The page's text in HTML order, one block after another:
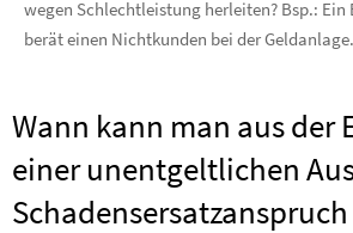
wegen Schlechtleistung herleiten? Bsp.:
berät einen Nichtkunden bei der Geldanlage.
Wann kann man aus der
einer unentgeltlichen